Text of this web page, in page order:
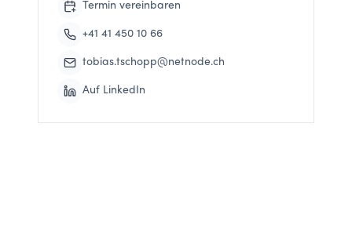
Termin vereinbaren
+41 41 450 10 66
tobias.tschopp@netnode.ch
Auf LinkedIn